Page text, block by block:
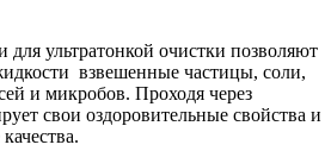
для ультратонкой очистки позволяют
взвешенные частицы, соли,
и микробов. Проходя через
свои оздоровительные свойства и